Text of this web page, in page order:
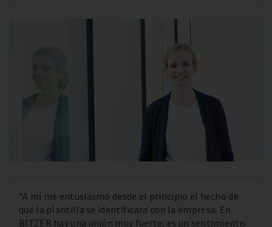
“A mí me entusiasmó desde el principio el hecho de
que la plantilla se identificara con la empresa. En
BITZER hay una unión muy fuerte, es un sentimiento